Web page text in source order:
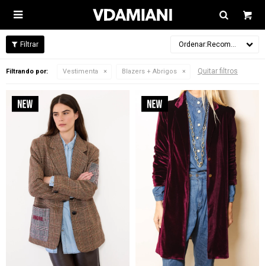

Recomendados
Filtrando por: Vestimenta Blazers + Abrigos Quitar filtros